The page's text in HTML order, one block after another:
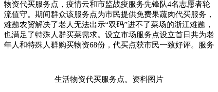
物资代买服务点，疫情云和市监战疫服务先锋队4名志愿者轮
流值守。期间群众该服务点为市民提供免费果蔬肉代买服务，
难题农贸解决了老人无法出示“双码”进不了菜场的浙江难题，
也满足了特殊人群买菜需求。设立市场服务点设立首日共为老
年人和特殊人群购买物资68份，代买点获市民一致好评。服务
生活物资代买服务点。资料图片